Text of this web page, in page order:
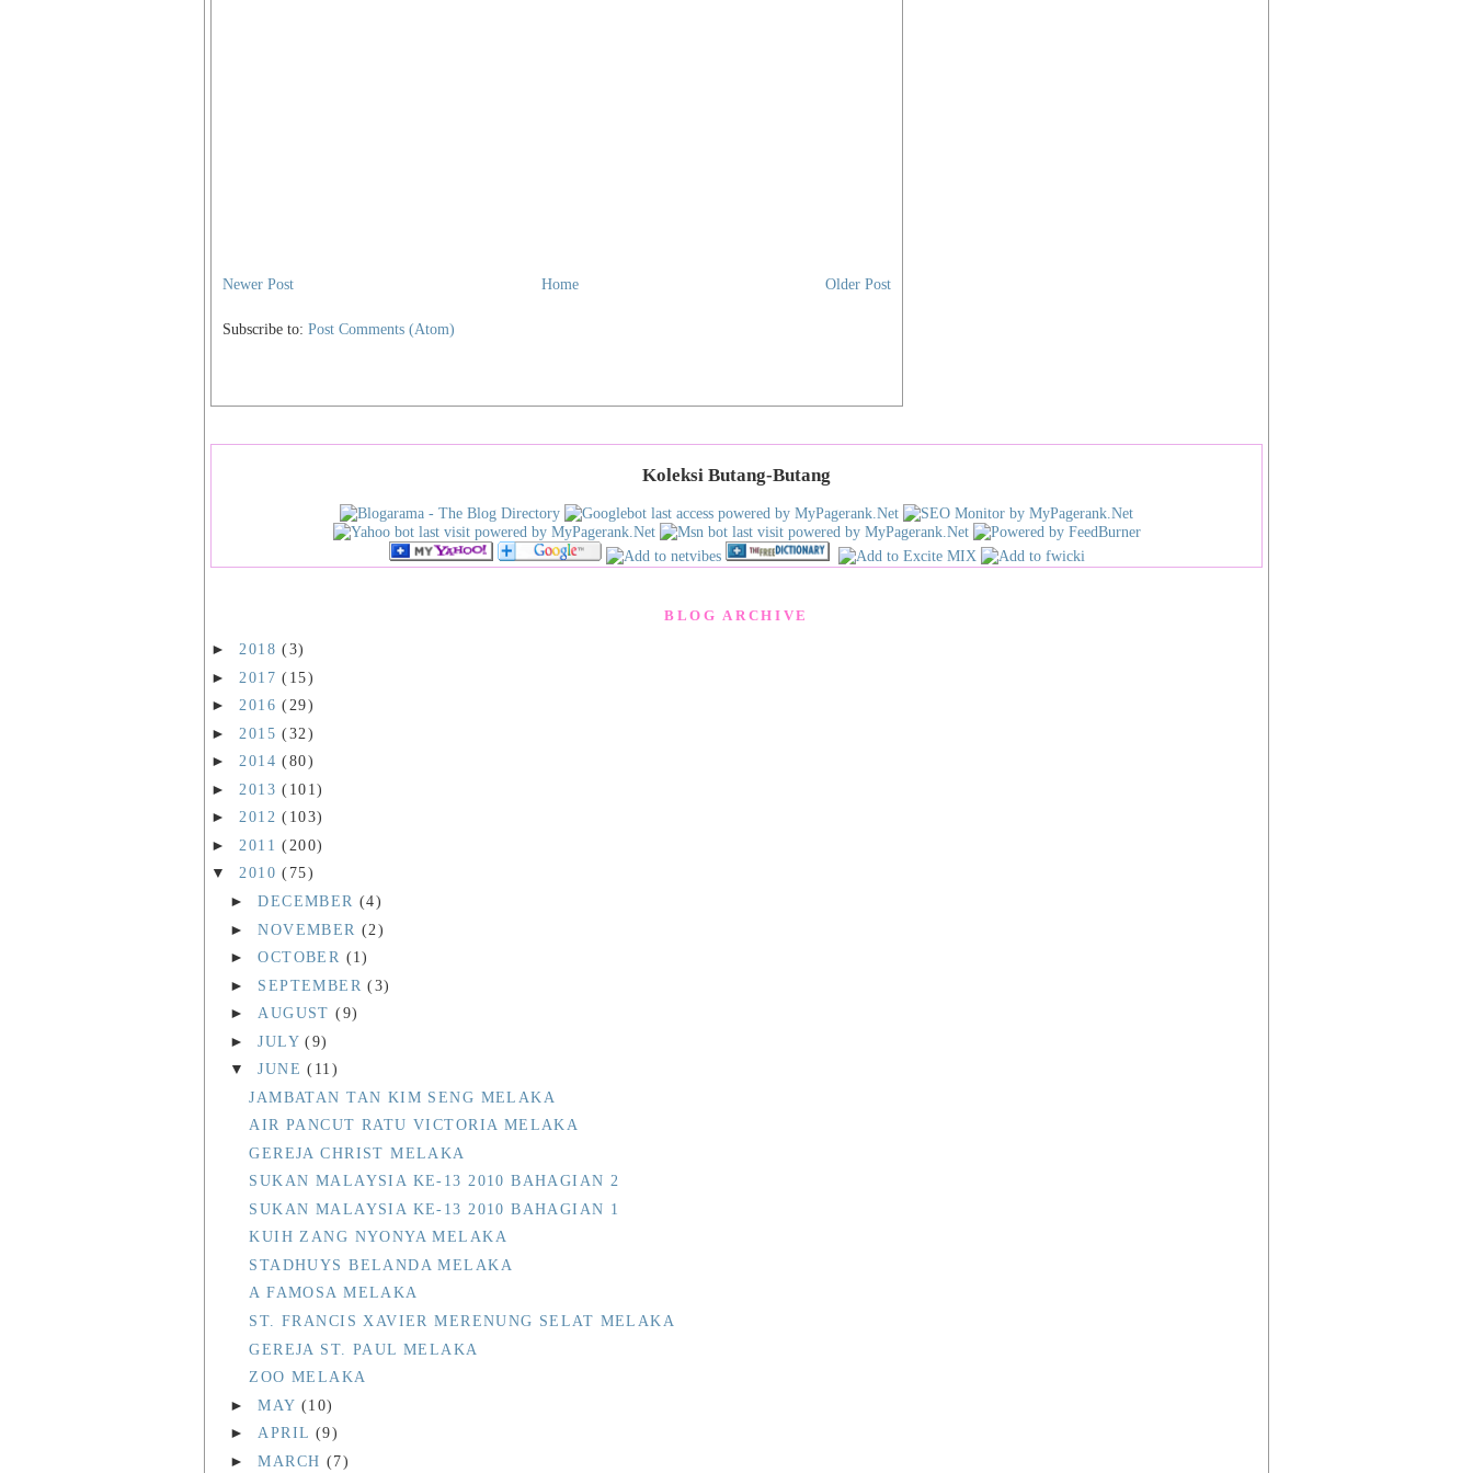
Newer Post Older Post
Home
Subscribe to: Post Comments (Atom)
Koleksi Butang-Butang
BLOG ARCHIVE
►2018(3)
► 2017(15)
►2016(29)
► 2015(32)
►2014(80)
► 2013(101)
►2012(103)
► 2011(200)
▼2010(75)
►DECEMBER(4)
►NOVEMBER(2)
►OCTOBER (1)
► SEPTEMBER(3)
► AUGUST(9)
►JULY(9)
▼JUNE(11)
JAMBATAN TAN KIM SENG MELAKA
AIR PANCUT RATU VICTORIA MELAKA
GEREJA CHRIST MELAKA
SUKAN MALAYSIA KE-13 2010 BAHAGIAN 2
SUKAN MALAYSIA KE-13 2010 BAHAGIAN 1
KUIH ZANG NYONYA MELAKA
STADHUYS BELANDA MELAKA
A FAMOSA MELAKA
ST. FRANCIS XAVIER MERENUNG SELAT MELAKA
GEREJA ST. PAUL MELAKA
ZOO MELAKA
►MAY (10)
► APRIL (9)
►MARCH (7)